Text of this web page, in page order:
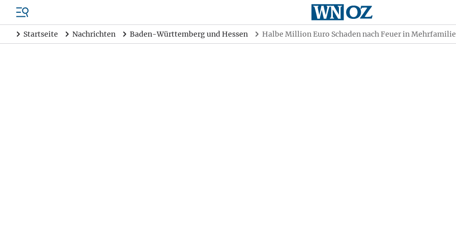
Startseite Nachrichten Baden-Württemberg und Hessen Halbe Million Euro Schaden nach Feuer in